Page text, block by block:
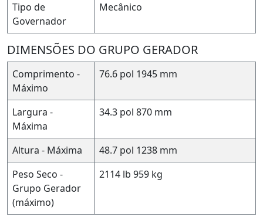
Tipo de
Governador
Mecânico
DIMENSÕES DO GRUPO GERADOR
Comprimento -
Máximo
76.6 pol 1945 mm
Largura -
Máxima
34.3 pol 870 mm
Altura - Máxima 48.7 pol 1238 mm
Peso Seco -
Grupo Gerador
(máximo)
2114 lb 959 kg